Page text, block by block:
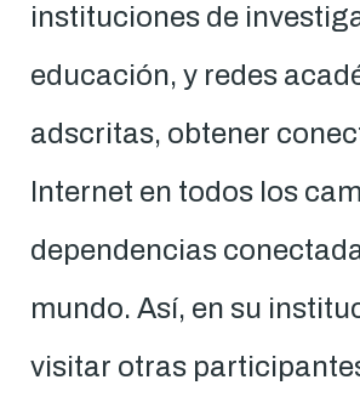
instituciones de
educación, y redes
adscritas, obtener
Internet en todos los
dependencias
mundo. Así, en su
visitar otras